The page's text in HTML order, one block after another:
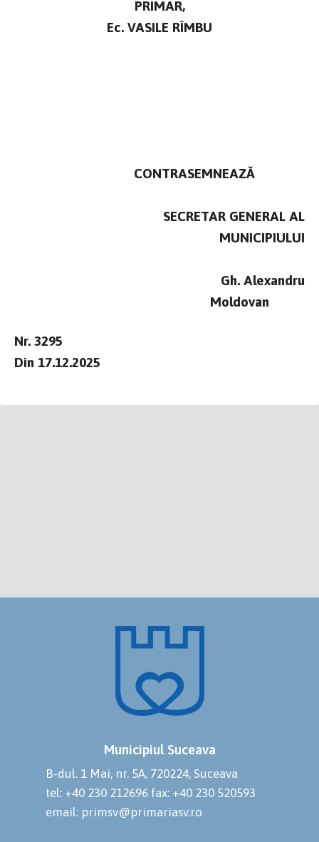
PRIMAR,
Ec. VASILE RÎMBU
CONTRASEMNEAZĂ
SECRETAR GENERAL AL
MUNICIPIULUI
Gh. Alexandru
Moldovan
Nr. 3295
Din 17.12.2025
Municipiul Suceava
B-dul. 1 Mai, nr. 5A, 720224, Suceava
tel: +40 230 212696 fax: +40 230 520593
email: primsv@primariasv.ro